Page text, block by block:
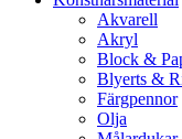
Akvarell
Akryl
Block &
Blyerts &
Färgpennor
Olja